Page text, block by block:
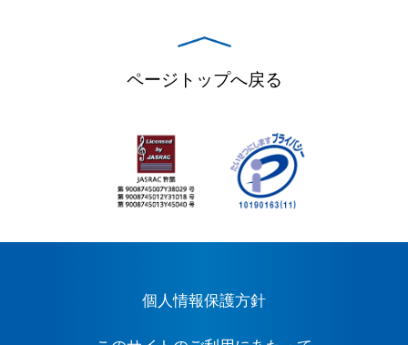
ページトップへ戻る
個人情報保護方針